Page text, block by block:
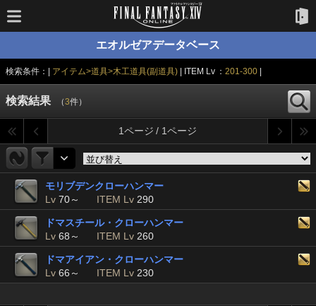
エオルゼアデータベース
検索条件：| アイテム>道具>木工道具(副道具) | ITEM Lv ：201-300
検索結果 （3件）
1ページ / 1ページ
モリブデンクローハンマー
Lv 70～ ITEM Lv 290
ドマスチール・クローハンマー
Lv 68～ ITEM Lv 260
ドマアイアン・クローハンマー
Lv 66～ ITEM Lv 230